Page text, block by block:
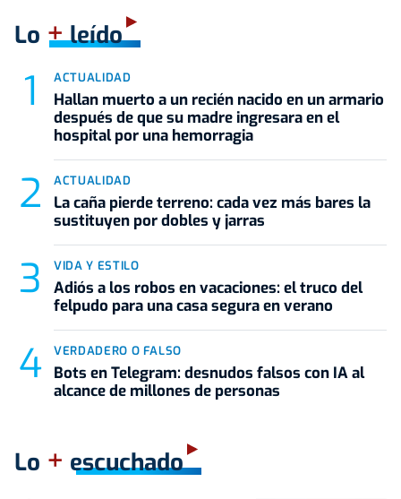
Lo +leído
ACTUALIDAD
Hallan muerto a un recién nacido en un armario
después de que su madre ingresara en el
hospital por una hemorragia
ACTUALIDAD
La caña pierde terreno: cada vez más bares la
sustituyen por dobles y jarras
VIDA Y ESTILO
Adiós a los robos en vacaciones: el truco del
felpudo para una casa segura en verano
VERDADERO O FALSO
Bots en Telegram: desnudos falsos con IA al
alcance de millones de personas
Lo + escuchado